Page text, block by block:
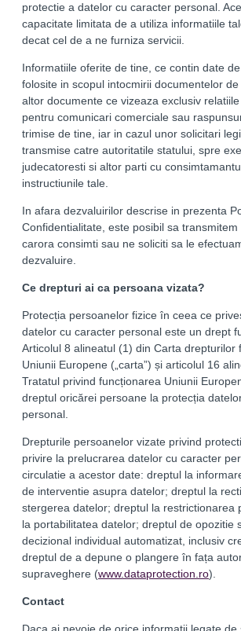
protectie a datelor cu caracter personal.
capacitate limitata de a utiliza informatiile
decat cel de a ne furniza servicii.
Informatiile oferite de tine, ce contin date
folosite in scopul intocmirii documentelor
altor documente ce vizeaza exclusiv
pentru comunicari comerciale sau
trimise de tine, iar in cazul unor solicitari
transmise catre autoritatile statului, spre
judecatoresti si altor parti cu
instructiunile tale.
In afara dezvaluirilor descrise in prezenta
Confidentialitate, este posibil sa
carora consimti sau ne soliciti sa le
dezvaluire.
Ce drepturi ai ca persoana vizata?
Protecția persoanelor fizice în ceea ce
datelor cu caracter personal este un drept
Articolul 8 alineatul (1) din Carta drepturilor
Uniunii Europene („carta”) și articolul 16
Tratatul privind funcționarea Uniunii
dreptul oricărei persoane la protecția
personal.
Drepturile persoanelor vizate privind
privire la prelucrarea datelor cu caracter
circulatie a acestor date: dreptul la
de interventie asupra datelor; dreptul la
stergerea datelor; dreptul la restrictionarea
la portabilitatea datelor; dreptul de opozitie
decizional individual automatizat, inclusiv
dreptul de a depune o plangere în fața
supraveghere (www.dataprotection.ro).
Contact